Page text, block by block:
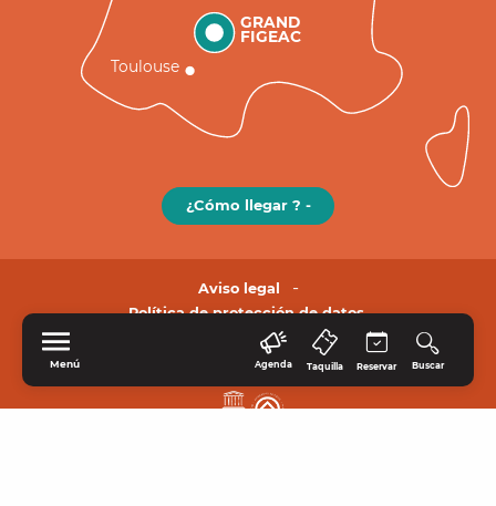
Menú Agenda Taquilla Reservar Buscar
GRAND
FIGEAC
Toulouse
¿Cómo llegar ? -
Aviso legal
Política de protección de datos.